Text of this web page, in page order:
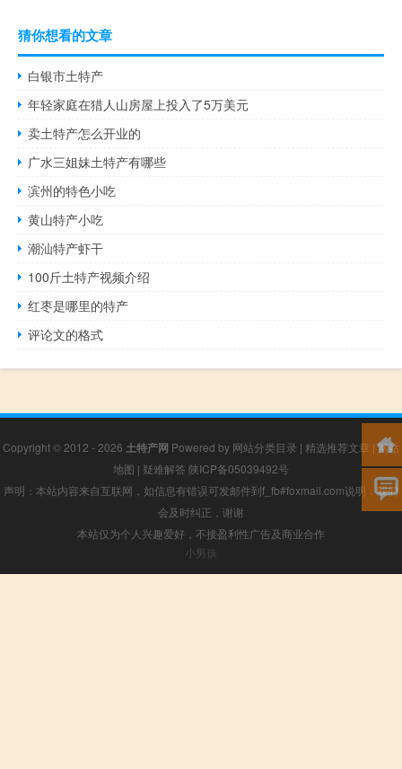
猜你想看的文章
白银市土特产
年轻家庭在猎人山房屋上投入了5万美元
卖土特产怎么开业的
广水三姐妹土特产有哪些
滨州的特色小吃
黄山特产小吃
潮汕特产虾干
100斤土特产视频介绍
红枣是哪里的特产
评论文的格式
Copyright © 2012 - 2026 土特产网 Powered by 网站分类目录 | 精选推荐文章 |网站
地图 | 疑难解答 陕ICP备05039492号
声明：本站内容来自互联网，如信息有错误可发邮件到f_fb#foxmail.com说明，我们
会及时纠正，谢谢
本站仅为个人兴趣爱好，不接盈利性广告及商业合作
小男孩